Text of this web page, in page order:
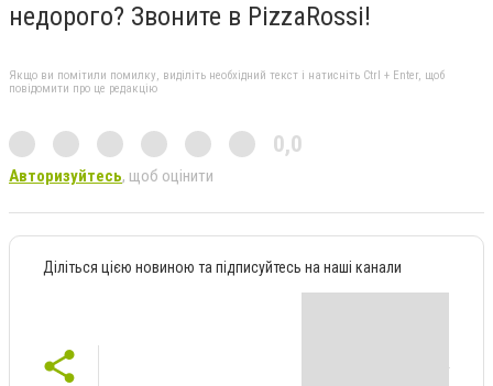
недорого? Звоните в PizzaRossi!
Якщо ви помітили помилку, виділіть необхідний текст і натисніть Ctrl + Enter, щоб
повідомити про це редакцію
0,0
Авторизуйтесь, щоб оцінити
Діліться цією новиною та підписуйтесь на наші канали